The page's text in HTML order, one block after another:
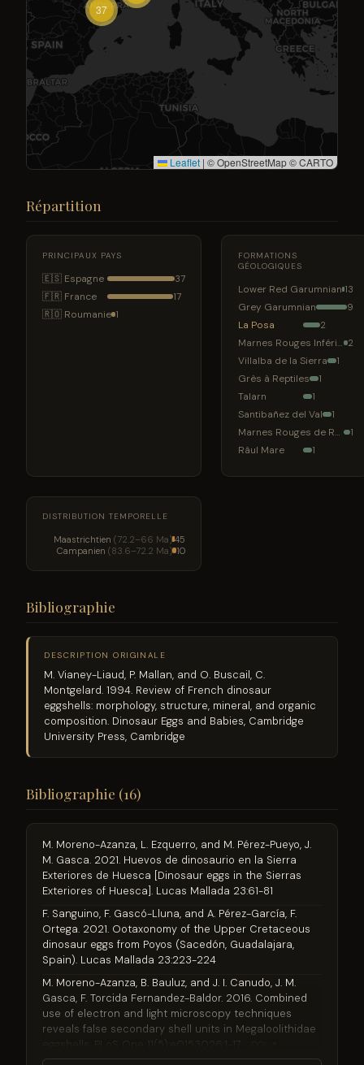
37
Leaflet | © OpenStreetMap © CARTO
Répartition
PRINCIPAUX PAYS
🇪🇸 Espagne 37
🇫🇷 France 17
🇷🇴 Roumanie 1
FORMATIONS
GÉOLOGIQUES
Lower Red Garumnian 13
Grey Garumnian 9
La Posa 2
Marnes Rouges Inférieures 2
Villalba de la Sierra 1
Grès à Reptiles 1
Talarn 1
Santibañez del Val 1
Marnes Rouges de Roquelongue 1
Râul Mare 1
DISTRIBUTION TEMPORELLE
Maastrichtien (72.2–66 Ma) 45
Campanien (83.6–72.2 Ma) 10
Bibliographie
DESCRIPTION ORIGINALE
M. Vianey-Liaud, P. Mallan, and O. Buscail, C.
Montgelard. 1994. Review of French dinosaur
eggshells: morphology, structure, mineral, and organic
composition. Dinosaur Eggs and Babies, Cambridge
University Press, Cambridge
Bibliographie (16)
M. Moreno-Azanza, L. Ezquerro, and M. Pérez-Pueyo, J.
M. Gasca. 2021. Huevos de dinosaurio en la Sierra
Exteriores de Huesca [Dinosaur eggs in the Sierras
Exteriores of Huesca]. Lucas Mallada 23:61-81
F. Sanguino, F. Gascó-Lluna, and A. Pérez-García, F.
Ortega. 2021. Ootaxonomy of the Upper Cretaceous
dinosaur eggs from Poyos (Sacedón, Guadalajara,
Spain). Lucas Mallada 23:223-224
M. Moreno-Azanza, B. Bauluz, and J. I. Canudo, J. M.
Gasca, F. Torcida Fernandez-Baldor. 2016. Combined
use of electron and light microscopy techniques
reveals false secondary shell units in Megaloolithidae
eggshells. PLoS One 11(5):e0153026:1-17